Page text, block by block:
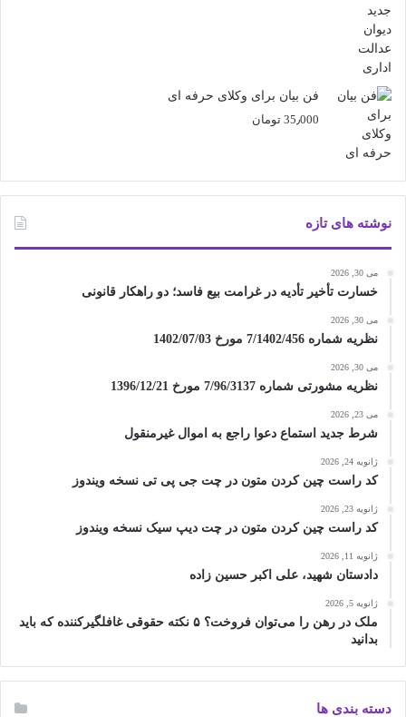
فن بیان برای وکلای حرفه ای
35٫000 تومان
نوشته های تازه
می 30, 2026
خسارت تأخیر تأدیه در غرامت بیع فاسد؛ دو راهکار قانونی
می 30, 2026
نظریه شماره 7/1402/456 مورخ 1402/07/03
می 30, 2026
نظریه مشورتی شماره 7/96/3137 مورخ 1396/12/21
می 23, 2026
شرط جدید استماع دعوا راجع به اموال غیرمنقول
ژانویه 24, 2026
کد راست چین کردن متون در چت جی پی تی نسخه ویندوز
ژانویه 23, 2026
کد راست چین کردن متون در چت دیپ سیک نسخه ویندوز
ژانویه 11, 2026
دادستان شهید، علی اکبر حسین زاده
ژانویه 5, 2026
ملک در رهن را می‌توان فروخت؟ ۵ نکته حقوقی غافلگیرکننده که باید
بدانید
دسته بندی ها